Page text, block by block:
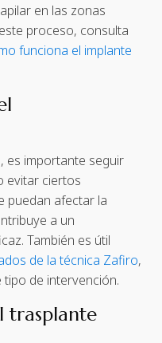
en las zonas
proceso, consulta
funciona el implante
es importante seguir
evitar ciertos
puedan afectar la
a un
También es útil
de la técnica Zafiro,
de intervención.
trasplante